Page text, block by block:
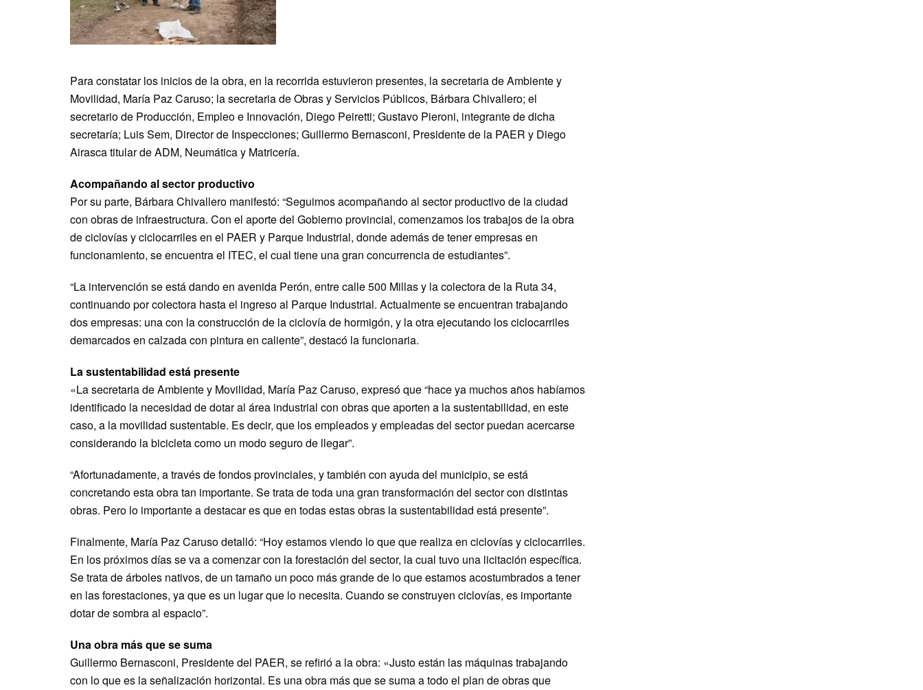
Para constatar los inicios de la obra, en la recorrida estuvieron presentes, la secretaria de Ambiente y
Movilidad, María Paz Caruso; la secretaria de Obras y Servicios Públicos, Bárbara Chivallero; el
secretario de Producción, Empleo e Innovación, Diego Peiretti; Gustavo Pieroni, integrante de dicha
secretaría; Luis Sem, Director de Inspecciones; Guillermo Bernasconi, Presidente de la PAER y Diego
Airasca titular de ADM, Neumática y Matricería.
Acompañando al sector productivo
Por su parte, Bárbara Chivallero manifestó: “Seguimos acompañando al sector productivo de la ciudad
con obras de infraestructura. Con el aporte del Gobierno provincial, comenzamos los trabajos de la obra
de ciclovías y ciclocarriles en el PAER y Parque Industrial, donde además de tener empresas en
funcionamiento, se encuentra el ITEC, el cual tiene una gran concurrencia de estudiantes”.
“La intervención se está dando en avenida Perón, entre calle 500 Millas y la colectora de la Ruta 34,
continuando por colectora hasta el ingreso al Parque Industrial. Actualmente se encuentran trabajando
dos empresas: una con la construcción de la ciclovía de hormigón, y la otra ejecutando los ciclocarriles
demarcados en calzada con pintura en caliente”, destacó la funcionaria.
La sustentabilidad está presente
«La secretaria de Ambiente y Movilidad, María Paz Caruso, expresó que “hace ya muchos años habíamos
identificado la necesidad de dotar al área industrial con obras que aporten a la sustentabilidad, en este
caso, a la movilidad sustentable. Es decir, que los empleados y empleadas del sector puedan acercarse
considerando la bicicleta como un modo seguro de llegar”.
“Afortunadamente, a través de fondos provinciales, y también con ayuda del municipio, se está
concretando esta obra tan importante. Se trata de toda una gran transformación del sector con distintas
obras. Pero lo importante a destacar es que en todas estas obras la sustentabilidad está presente”.
Finalmente, María Paz Caruso detalló: “Hoy estamos viendo lo que que realiza en ciclovías y ciclocarriles.
En los próximos días se va a comenzar con la forestación del sector, la cual tuvo una licitación específica.
Se trata de árboles nativos, de un tamaño un poco más grande de lo que estamos acostumbrados a tener
en las forestaciones, ya que es un lugar que lo necesita. Cuando se construyen ciclovías, es importante
dotar de sombra al espacio”.
Una obra más que se suma
Guillermo Bernasconi, Presidente del PAER, se refirió a la obra: «Justo están las máquinas trabajando
con lo que es la señalización horizontal. Es una obra más que se suma a todo el plan de obras que